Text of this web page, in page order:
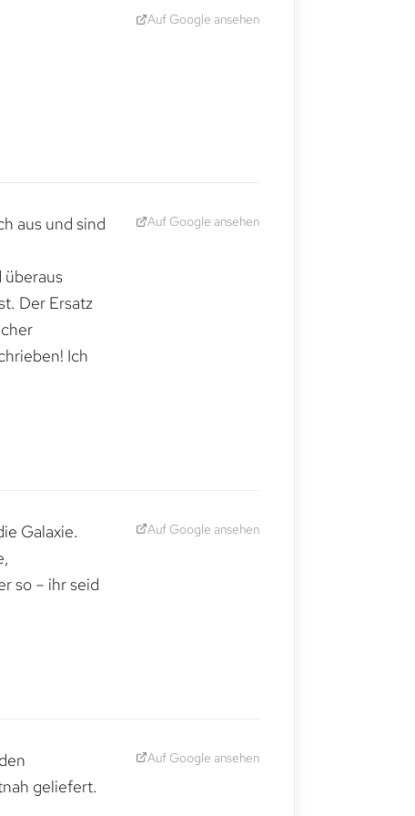
Auf Google ansehen
aus und sind
überaus
Der Ersatz
Ich
Auf Google ansehen
Galaxie.
so – ihr seid
Auf Google ansehen
geliefert.
Auf Google ansehen